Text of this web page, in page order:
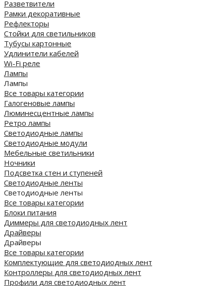
Разветвители
Рамки декоративные
Рефлекторы
Стойки для светильников
Тубусы картонные
Удлинители кабелей
Wi-Fi реле
Лампы
Лампы
Все товары категории
Галогеновые лампы
Люминесцентные лампы
Ретро лампы
Светодиодные лампы
Светодиодные модули
Мебельные светильники
Ночники
Подсветка стен и ступеней
Светодиодные ленты
Светодиодные ленты
Все товары категории
Блоки питания
Диммеры для светодиодных лент
Драйверы
Драйверы
Все товары категории
Комплектующие для светодиодных лент
Контроллеры для светодиодных лент
Профили для светодиодных лент